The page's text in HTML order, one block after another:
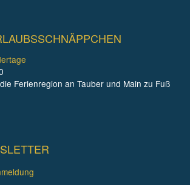
Ferienregion an Tauber und Main zu Fuß